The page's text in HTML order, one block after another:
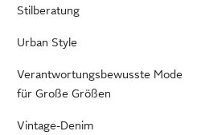
Stilberatung
Urban Style
Verantwortungsbewusste Mode
für Große Größen
Vintage-Denim